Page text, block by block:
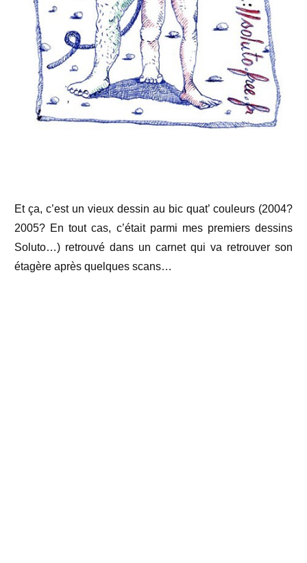
Et ça, c’est un vieux dessin au bic quat’ couleurs (2004?
2005? En tout cas, c’était parmi mes premiers dessins
Soluto…) retrouvé dans un carnet qui va retrouver son
étagère après quelques scans…